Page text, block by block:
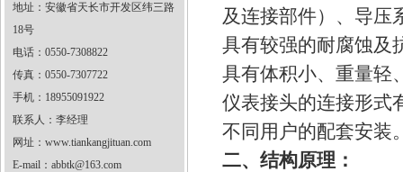
地址：安徽省天长市开发区纬三路
18号
电话：0550-7308822
传真：0550-7307722
手机：18955091922
联系人：李经理
网址： www.tiankangjituan.com
E-mail： abbtk@163.com
及连接部件）、导压
具有较强的耐腐蚀及
具有体积小、重量轻
仪表接头的连接形式
不同用户的配套安装
二、结构原理：